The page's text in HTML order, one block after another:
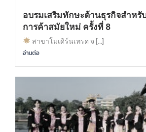
อบรมเสริมทักษะด้านธุรกิจสำหรั
การค้าสมัยใหม่ ครั้งที่ 8
สาขาโมเดิร์นเทรด จ […]
อ่านต่อ